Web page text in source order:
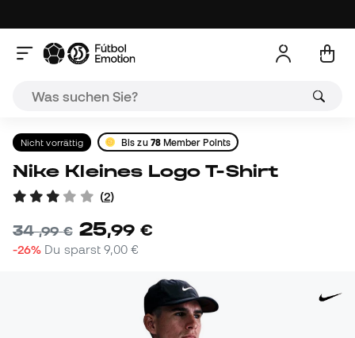
Nicht vorrättig Bis zu 78Member Points
Nike Kleines Logo T-Shirt
(2)
34,99 € 25,99 €
-26% Du sparst9,00 €